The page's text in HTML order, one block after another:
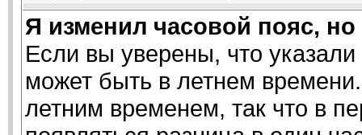
Я изменил часовой пояс,
Если вы уверены, что
может быть в летнем
летним временем, так что в